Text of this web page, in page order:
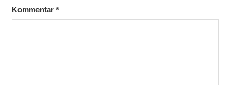
Kommentar *